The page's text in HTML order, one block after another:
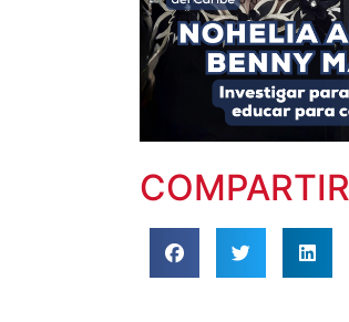
COMPARTIR